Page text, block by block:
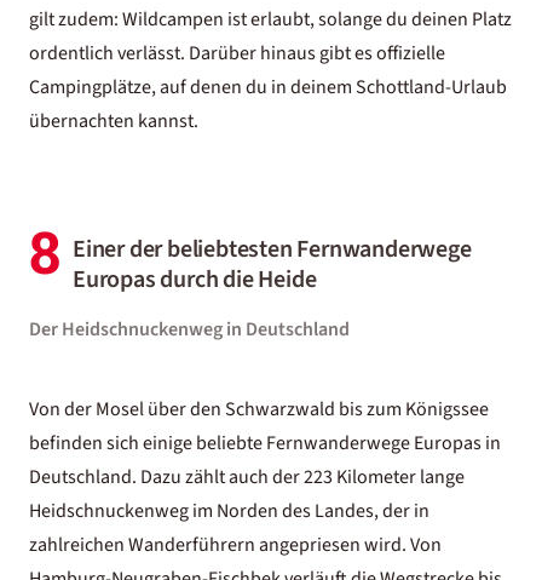
gilt zudem: Wildcampen ist erlaubt, solange du deinen Platz
ordentlich verlässt. Darüber hinaus gibt es offizielle
Campingplätze, auf denen du in deinemSchottland-Urlaub
übernachten kannst.
8 Einer der beliebtesten Fernwanderwege
Europas durch die Heide
Der Heidschnuckenweg in Deutschland
Von der Mosel über denSchwarzwald bis zum Königssee
befinden sich einige beliebte Fernwanderwege Europas in
Deutschland. Dazu zählt auch der 223 Kilometer lange
Heidschnuckenweg im Norden des Landes, der in
zahlreichen Wanderführern angepriesen wird. Von